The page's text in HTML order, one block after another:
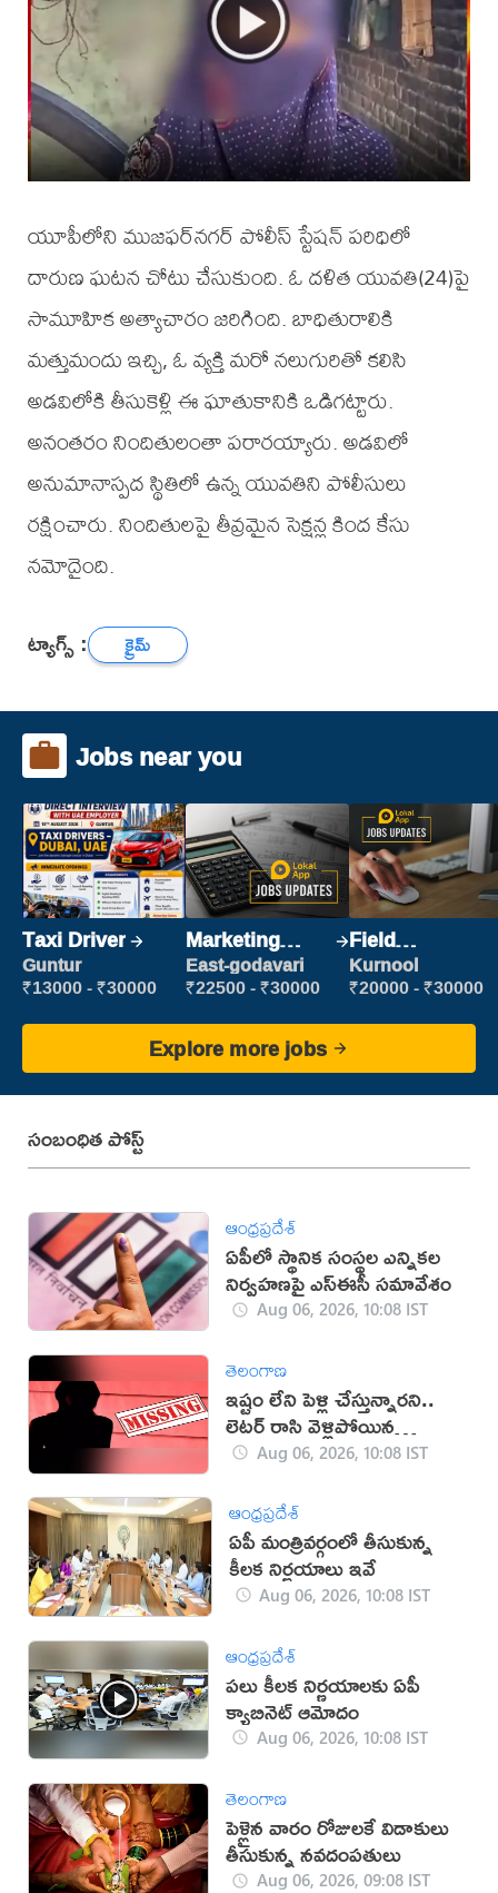
యూపీలోని ముజఫర్‌నగర్ పోలీస్ స్టేషన్ పరిధిలో
దారుణ ఘటన చోటు చేసుకుంది. ఓ దళిత యువతి(24)పై
సామూహిక అత్యాచారం జరిగింది. బాధితురాలికి
మత్తుమందు ఇచ్చి, ఓ వ్యక్తి మరో నలుగురితో కలిసి
అడవిలోకి తీసుకెళ్లి ఈ ఘాతుకానికి ఒడిగట్టారు.
అనంతరం నిందితులంతా పరారయ్యారు. అడవిలో
అనుమానాస్పద స్థితిలో ఉన్న యువతిని పోలీసులు
రక్షించారు. నిందితులపై తీవ్రమైన సెక్షన్ల కింద కేసు
నమోదైంది.
ట్యాగ్స్ : క్రైమ్
Jobs near you
Taxi Driver
Guntur
₹13000 - ₹30000
Marketing
Executive
East-godavari
₹22500 - ₹30000
Field
Marketing
Executive
Kurnool
₹20000 - ₹30000
Explore more jobs
సంబంధిత పోస్ట్
ఆంధ్రప్రదేశ్
ఏపీలో స్థానిక సంస్థల ఎన్నికల
నిర్వహణపై ఎస్‌ఈసీ సమావేశం
Aug 06, 2026, 10:08 IST
తెలంగాణ
ఇష్టం లేని పెళ్లి చేస్తున్నారని..
లెటర్ రాసి వెళ్లిపోయిన
విద్యార్థిని!
Aug 06, 2026, 10:08 IST
ఆంధ్రప్రదేశ్
ఏపీ మంత్రివర్గంలో తీసుకున్న
కీలక నిర్ణయాలు ఇవే
Aug 06, 2026, 10:08 IST
ఆంధ్రప్రదేశ్
పలు కీలక నిర్ణయాలకు ఏపీ
క్యాబినెట్ ఆమోదం
Aug 06, 2026, 10:08 IST
తెలంగాణ
పెళ్లైన వారం రోజులకే విడాకులు
తీసుకున్న నవదంపతులు
Aug 06, 2026, 09:08 IST